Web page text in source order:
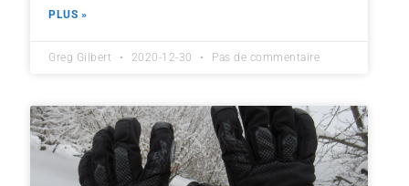
PLUS »
Greg Gilbert 2020-12-30 Pas de commentaire